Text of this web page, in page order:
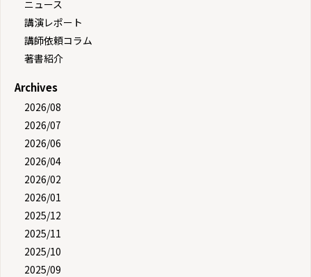
ニュース
講演レポート
講師依頼コラム
著書紹介
Archives
2026/08
2026/07
2026/06
2026/04
2026/02
2026/01
2025/12
2025/11
2025/10
2025/09